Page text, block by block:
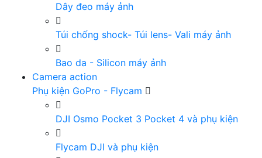
Dây đeo máy ảnh
Túi chống shock- Túi lens- Vali máy ảnh
Bao da - Silicon máy ảnh
Camera action
Phụ kiện GoPro - Flycam
DJI Osmo Pocket 3 Pocket 4 và phụ kiện
Flycam DJI và phụ kiện